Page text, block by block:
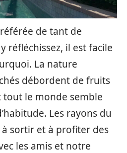
de tant de
réfléchissez, il est facile
La nature
débordent de fruits
tout le monde semble
Les rayons du
sortir et à profiter des
les amis et notre